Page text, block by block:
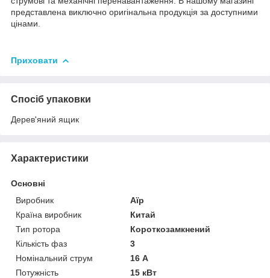
представлена виключно оригінальна продукція за доступними
цінами.
Приховати
Спосіб упаковки
Дерев'яний ящик
Характеристики
Основні
Виробник
Аїр
Країна виробник
Китай
Тип ротора
Короткозамкнений
Кількість фаз
3
Номінальний струм
16 А
Потужність
15 кВт